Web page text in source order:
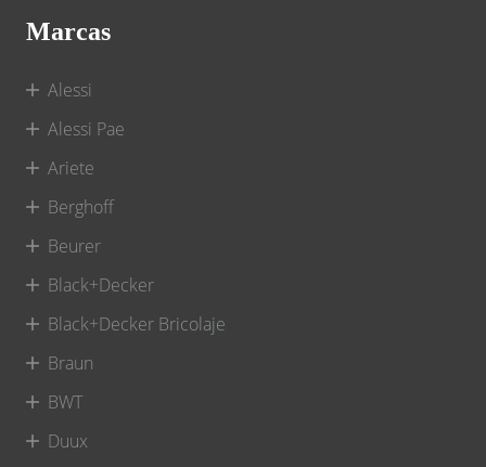
Marcas
Alessi
Alessi Pae
Ariete
Berghoff
Beurer
Black+Decker
Black+Decker Bricolaje
Braun
BWT
Duux